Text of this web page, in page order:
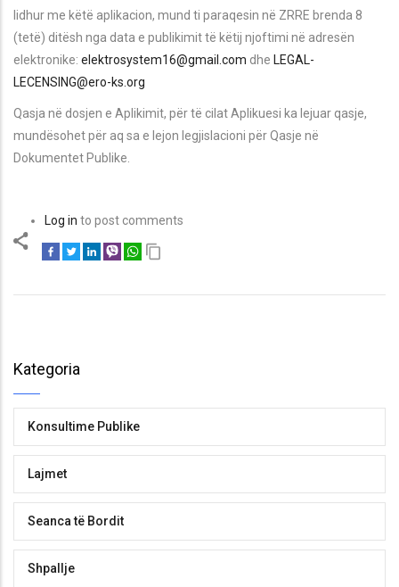
lidhur me këtë aplikacion, mund ti paraqesin në ZRRE brenda 8
(tetë) ditësh nga data e publikimit të këtij njoftimi në adresën
elektronike: elektrosystem16@gmail.com dhe LEGAL-
LECENSING@ero-ks.org
Qasja në dosjen e Aplikimit, për të cilat Aplikuesi ka lejuar qasje,
mundësohet për aq sa e lejon legjislacioni për Qasje në
Dokumentet Publike.
Log in to post comments
Kategoria
Konsultime Publike
Lajmet
Seanca të Bordit
Shpallje